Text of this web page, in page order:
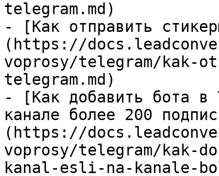
telegram.md)
- [Как отправить
(https://
voprosy/telegram/
telegram.md)
- [Как добавить бота в
канале более 200
(https://
voprosy/telegram/kak-
kanal-esli-na-kanale-